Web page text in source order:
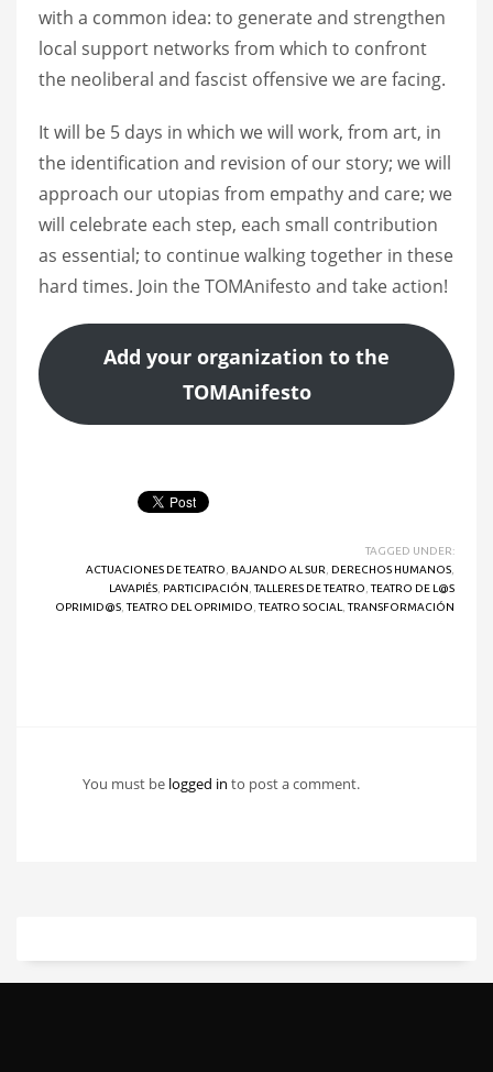
with a common idea: to generate and strengthen
local support networks from which to confront
the neoliberal and fascist offensive we are facing.
It will be 5 days in which we will work, from art, in
the identification and revision of our story; we will
approach our utopias from empathy and care; we
will celebrate each step, each small contribution
as essential; to continue walking together in these
hard times. Join the TOMAnifesto and take action!
Add your organization to the
TOMAnifesto
TAGGED UNDER:
ACTUACIONES DE TEATRO
BAJANDO AL SUR DERECHOS HUMANOS
LAVAPIÉS PARTICIPACIÓN ,TALLERES DE TEATRO ,TEATRO DE L@S
OPRIMID@S ,TEATRO DEL OPRIMIDO ,TEATRO SOCIAL ,TRANSFORMACIÓN
You must be logged in to post a comment.